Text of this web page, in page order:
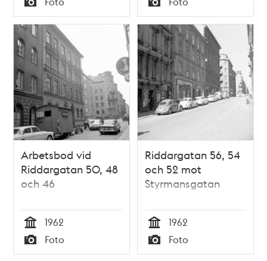
Typ
Typ
Arbetsbod vid
Riddargatan 50, 48
och 46
Tid
1962
Typ
Foto
Riddargatan 56, 54
och 52 mot
Styrmansgatan
Tid
1962
Typ
Foto